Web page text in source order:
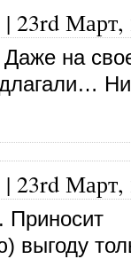
| 23rd Март,
на
| 23rd Март,
Приносит